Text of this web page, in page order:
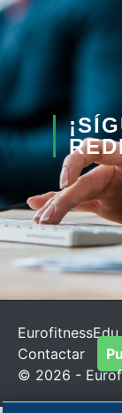
EurofitnessEdu
Contactar
© 2026 -